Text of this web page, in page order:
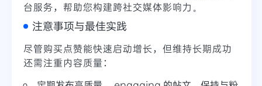
台服务，帮助您构建跨社交媒体影响力。
注意事项与最佳实践
尽管购买点赞能快速启动增长，但维持长期成功
还需注重内容质量：